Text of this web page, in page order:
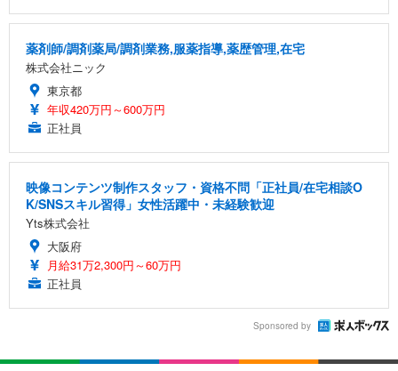
薬剤師/調剤薬局/調剤業務,服薬指導,薬歴管理,在宅
株式会社ニック
東京都
年収420万円～600万円
正社員
映像コンテンツ制作スタッフ・資格不問「正社員/在宅相談O
K/SNSスキル習得」女性活躍中・未経験歓迎
Yts株式会社
大阪府
月給31万2,300円～60万円
正社員
Sponsored by